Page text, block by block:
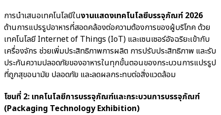
การนำเสนอเทคโนโลยีในงานแสดงเทคโนโลยีบรรจุภัณฑ์ 2026
ด้านการแปรรูปอาหารที่สอดคล้องต่อความต้องการของผู้บริโภค ด้วย
เทคโนโลยี Internet of Things (IoT) และเซนเซอร์อัจฉริยะเข้ากับ
เครื่องจักร ช่วยเพิ่มประสิทธิภาพการผลิต การปรับประสิทธิภาพ และรับ
ประกันความปลอดภัยของอาหารในทุกขั้นตอนของกระบวนการแปรรูป
ที่ถูกสุขอนามัย ปลอดภัย และลดผลกระทบต่อสิ่งแวดล้อม
โซนที่ 2: เทคโนโลยีการบรรจุภัณฑ์และกระบวนการบรรจุภัณฑ์
(Packaging Technology Exhibition)